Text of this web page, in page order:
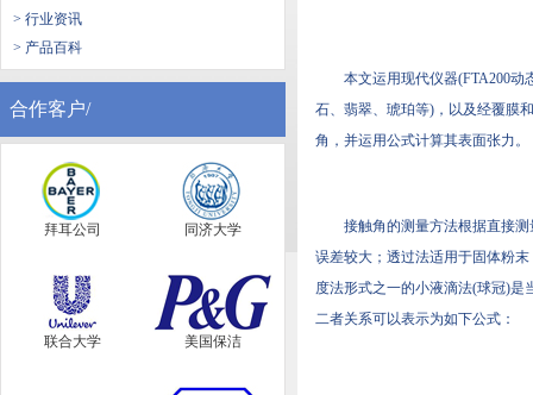
> 行业资讯
> 产品百科
合作客户/
拜耳公司 同济大学
联合大学 美国保洁
本文运用现代仪器(FTA200动态接
石、翡翠、琥珀等)，以及经
角，并运用公式计算其表面张力。
接触角的测量方法根据直接测量
误差较大；透过法适用于固体粉末
度法形式之一的小液滴法(球冠)是当
二者关系可以表示为如下公式：